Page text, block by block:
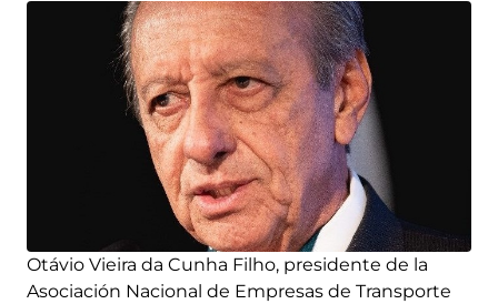
Otávio Vieira da Cunha Filho, presidente de la
Asociación Nacional de Empresas de Transporte